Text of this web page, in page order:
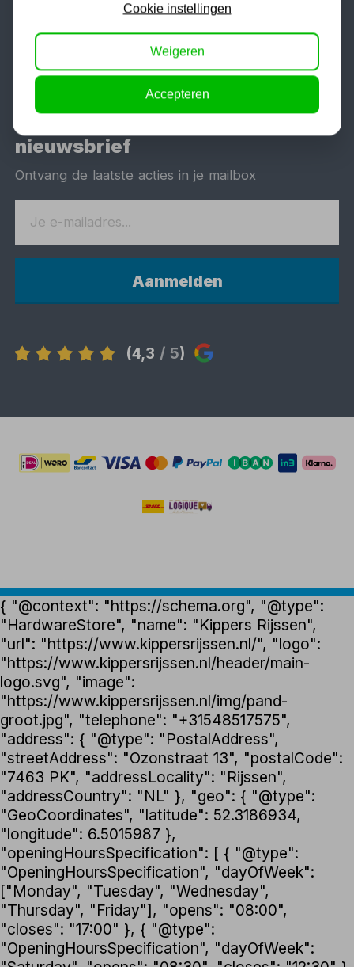
17:00
12:30
Schrijf je in voor onze
nieuwsbrief
Ontvang de laatste acties in je mailbox
Aanmelden
(4,3 / 5)
{ "@context": "https://schema.org", "@type":
"HardwareStore", "name": "Kippers Rijssen",
"url": "https://www.kippersrijssen.nl/", "logo":
"https://www.kippersrijssen.nl/header/main-
logo.svg", "image":
"https://www.kippersrijssen.nl/img/pand-
groot.jpg", "telephone": "+31548517575",
"address": { "@type": "PostalAddress",
"streetAddress": "Ozonstraat 13", "postalCode":
"7463 PK", "addressLocality": "Rijssen",
"addressCountry": "NL" }, "geo": { "@type":
"GeoCoordinates", "latitude": 52.3186934,
"longitude": 6.5015987 },
"openingHoursSpecification": [ { "@type":
"OpeningHoursSpecification", "dayOfWeek":
["Monday", "Tuesday", "Wednesday",
"Thursday", "Friday"], "opens": "08:00",
"closes": "17:00" }, { "@type":
"OpeningHoursSpecification", "dayOfWeek":
Cookie instellingen
Weigeren
Accepteren